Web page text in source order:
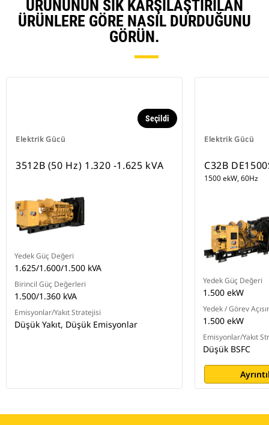
ÜRÜNÜNÜN SIK KARŞILAŞTIRILAN
ÜRÜNLERE GÖRE NASIL DURDUĞUNU
GÖRÜN.
Elektrik Gücü
Seçildi
3512B (50 Hz) 1.320 -1.625 kVA
Yedek Güç Değeri
1.625/1.600/1.500 kVA
Birincil Güç Değerleri
1.500/1.360 kVA
Emisyonlar/Yakıt Stratejisi
Düşük Yakıt, Düşük Emisyonlar
Elektrik Gücü
C32B
1500 ekW, 60Hz
Yedek Güç Değeri
1.500 ekW
Yedek / Görev
1.500 ekW
Emisyonlar/Yakıt
Düşük BSFC